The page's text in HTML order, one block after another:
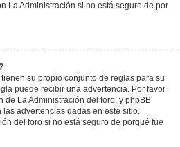
La Administración si no está seguro de por
su propio conjunto de reglas para su
puede recibir una advertencia. Por favor
de La Administración del foro, y phpBB
advertencias dadas en este sitio.
del foro si no está seguro de porqué fue